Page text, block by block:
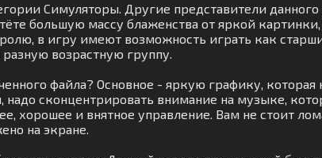
Симуляторы. Другие представители
большую массу блаженства от яркой
в игру имеют возможность играть как
возрастную группу.
файла? Основное - яркую графику, которая
сконцентрировать внимание на музыке,
хорошее и внятное управление. Вам не стоит
на экране.